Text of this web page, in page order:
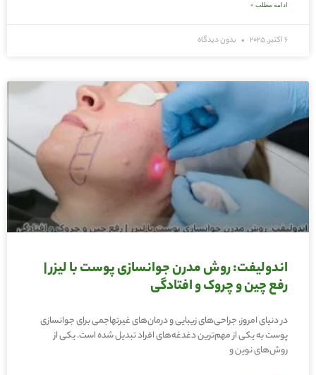
ادامه مطلب »
6 اکتبر, 2025 بدون دیدگاه
اندولیفت: روش مدرن جوانسازی پوست با لیزر |
رفع چین و چروک و افتادگی
در دنیای امروز، جراحی‌های زیبایی و درمان‌های غیرتهاجمی برای جوانسازی
پوست به یکی از مهم‌ترین دغدغه‌های افراد تبدیل شده است. یکی از
روش‌های نوین و